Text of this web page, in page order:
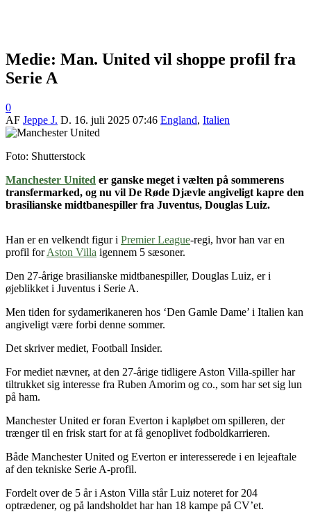
Medie: Man. United vil shoppe profil fra
Serie A
0
AF Jeppe J. D. 16. juli 2025 07:46 England, Italien
Foto: Shutterstock
Manchester United er ganske meget i vælten på sommerens
transfermarked, og nu vil De Røde Djævle angiveligt kapre den
brasilianske midtbanespiller fra Juventus, Douglas Luiz.
Han er en velkendt figur i Premier League-regi, hvor han var en
profil forAston Villa igennem 5 sæsoner.
Den 27-årige brasilianske midtbanespiller, Douglas Luiz, er i
øjeblikket i Juventus i Serie A.
Men tiden for sydamerikaneren hos ‘Den Gamle Dame’ i Italien kan
angiveligt være forbi denne sommer.
Det skriver mediet, Football Insider.
For mediet nævner, at den 27-årige tidligere Aston Villa-spiller har
tiltrukket sig interesse fra Ruben Amorim og co., som har set sig lun
på ham.
Manchester United er foran Everton i kapløbet om spilleren, der
trænger til en frisk start for at få genoplivet fodboldkarrieren.
Både Manchester United og Everton er interesserede i en lejeaftale
af den tekniske Serie A-profil.
Fordelt over de 5 år i Aston Villa står Luiz noteret for 204
optrædener, og på landsholdet har han 18 kampe på CV’et.